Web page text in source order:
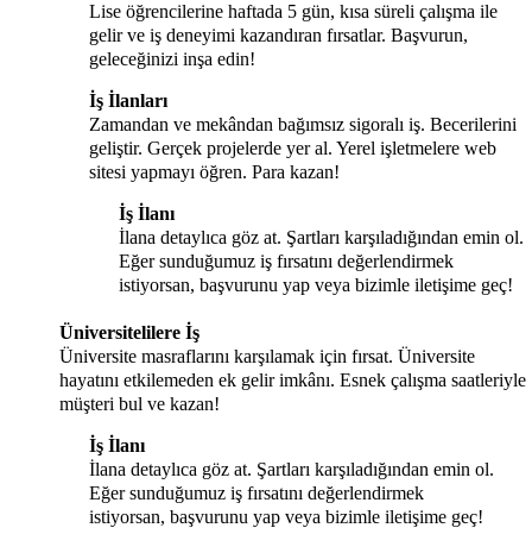
Lise öğrencilerine haftada 5 gün, kısa süreli çalışma ile
gelir ve iş deneyimi kazandıran fırsatlar. Başvurun,
geleceğinizi inşa edin!
İş İlanları
Zamandan ve mekândan bağımsız sigoralı iş. Becerilerini
geliştir. Gerçek projelerde yer al. Yerel işletmelere web
sitesi yapmayı öğren. Para kazan!
İş İlanı
İlana detaylıca göz at. Şartları karşıladığından emin ol.
Eğer sunduğumuz iş fırsatını değerlendirmek
istiyorsan, başvurunu yap veya bizimle iletişime geç!
Üniversitelilere İş
Üniversite masraflarını karşılamak için fırsat. Üniversite
hayatını etkilemeden ek gelir imkânı. Esnek çalışma saatleriyle
müşteri bul ve kazan!
İş İlanı
İlana detaylıca göz at. Şartları karşıladığından emin ol.
Eğer sunduğumuz iş fırsatını değerlendirmek
istiyorsan, başvurunu yap veya bizimle iletişime geç!